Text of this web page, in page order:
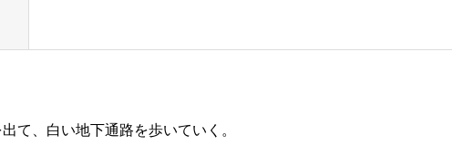
て、白い地下通路を歩いていく。